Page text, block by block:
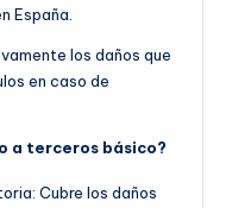
España.
los daños que
en caso de
a terceros básico?
Cubre los daños